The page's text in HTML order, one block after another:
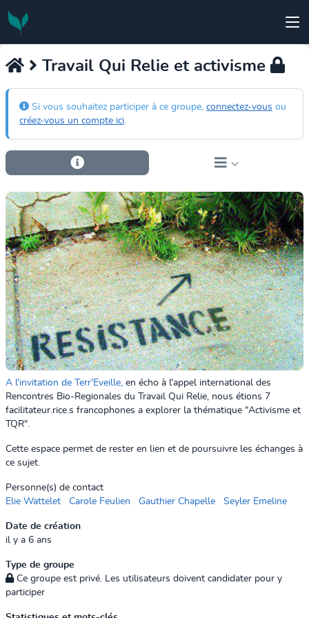
Travail Qui Relie et activisme
Si vous souhaitez participer à ce groupe, connectez-vous ou
créez-vous un compte ici.
A l'invitation de Terr'Eveille, en écho à l'appel international des
Rencontres Bio-Regionales du Travail Qui Relie, nous étions 7
facilitateur.rice.s francophones a explorer la thématique "Activisme et
TQR".
Cette espace permet de rester en lien et de poursuivre les échanges à
ce sujet.
Personne(s) de contact
Elie Wattelet
Carole Feulien Gauthier Chapelle Seyler Emeline
Date de création
il y a 6 ans
Type de groupe
Ce groupe est privé. Les utilisateurs doivent candidater pour y
participer